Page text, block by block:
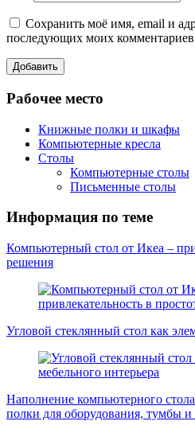
Сохранить моё имя, email и
последующих моих
Рабочее место
Книжные полки и шкафы
Компьютерные кресла
Столы
Компьютерные столы
Письменные столы
Информация по теме
Компьютерный стол от Икеа –
решения
Угловой стеклянный стол как
Наполнение компьютерного
полки для оборудования, тумбы